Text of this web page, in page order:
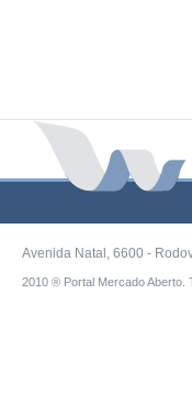
Avenida Natal, 6600 -
2010 ® Portal Mercado Aberto.